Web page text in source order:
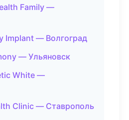
Family —
Implant — Волгоград
— Ульяновск
White —
Clinic — Ставрополь